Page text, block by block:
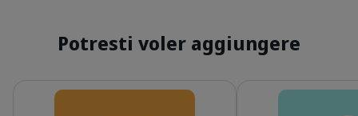
Potresti voler aggiungere